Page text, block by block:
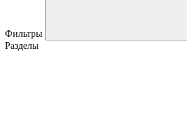
Фильтры
Разделы